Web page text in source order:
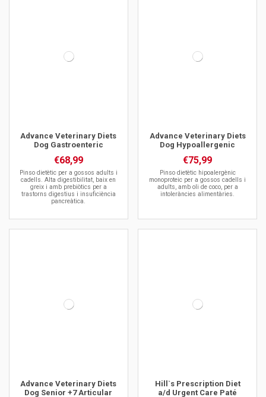
Advance Veterinary Diets
Dog Gastroenteric
€68,99
Pinso dietètic per a gossos adults i
cadells. Alta digestibilitat, baix en
greix i amb prebiòtics per a
trastorns digestius i insuficiència
pancreàtica.
Advance Veterinary Diets
Dog Hypoallergenic
€75,99
Pinso dietètic hipoalergènic
monoproteic per a gossos cadells i
adults, amb oli de coco, per a
intoleràncies alimentàries.
Advance Veterinary Diets
Dog Senior +7 Articular
Hill`s Prescription Diet
a/d Urgent Care Paté